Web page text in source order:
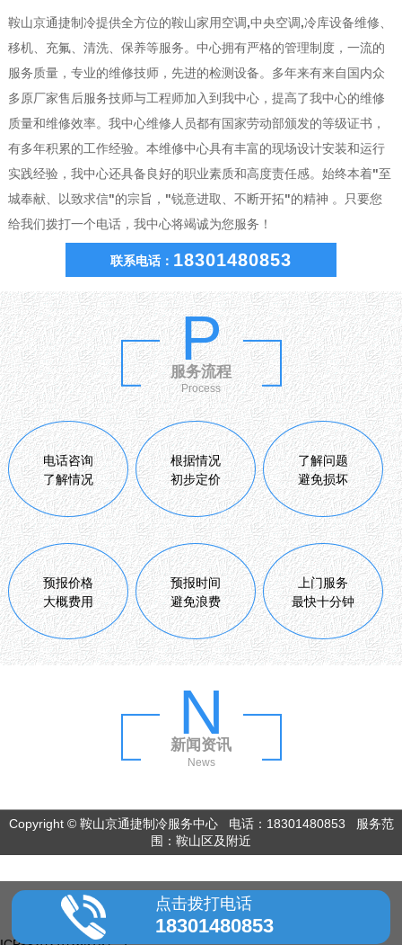
鞍山京通捷制冷提供全方位的鞍山家用空调,中央空调,冷库设备维修、
移机、充氟、清洗、保养等服务。中心拥有严格的管理制度，一流的
服务质量，专业的维修技师，先进的检测设备。多年来有来自国内众
多原厂家售后服务技师与工程师加入到我中心，提高了我中心的维修
质量和维修效率。我中心维修人员都有国家劳动部颁发的等级证书，
有多年积累的工作经验。本维修中心具有丰富的现场设计安装和运行
实践经验，我中心还具备良好的职业素质和高度责任感。始终本着"至
城奉献、以致求信"的宗旨，"锐意进取、不断开拓"的精神 。只要您
给我们拨打一个电话，我中心将竭诚为您服务！
联系电话： 18301480853
P
服务流程
Process
电话咨询
了解情况
根据情况
初步定价
了解问题
避免损坏
预报价格
大概费用
预报时间
避免浪费
上门服务
最快十分钟
N
新闻资讯
News
Copyright © 鞍山京通捷制冷服务中心 电话：18301480853 服务范
围：鞍山区及附近
点击拨打电话
18301480853